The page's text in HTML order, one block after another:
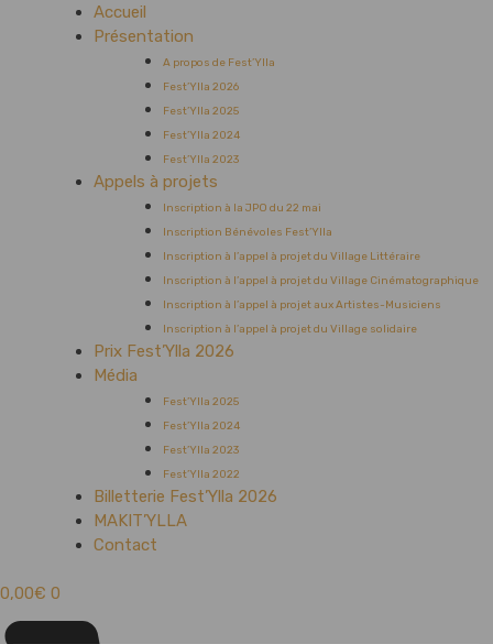
Accueil
Présentation
A propos de Fest’Ylla
Fest’Ylla 2026
Fest’Ylla 2025
Fest’Ylla 2024
Fest’Ylla 2023
Appels à projets
Inscription à la JPO du 22 mai
Inscription Bénévoles Fest’Ylla
Inscription à l’appel à projet du Village Littéraire
Inscription à l’appel à projet du Village Cinématographique
Inscription à l’appel à projet aux Artistes-Musiciens
Inscription à l’appel à projet du Village solidaire
Prix Fest’Ylla 2026
Média
Fest’Ylla 2025
Fest’Ylla 2024
Fest’Ylla 2023
Fest’Ylla 2022
Billetterie Fest’Ylla 2026
MAKIT’YLLA
Contact
0,00€ 0